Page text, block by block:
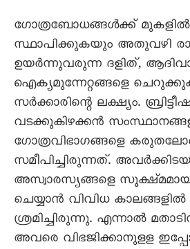
ഗോത്രബോധങ്ങൾക്ക്
സ്ഥാപിക്കുകയും അതുവഴി
ഉയർന്നുവരുന്ന ദളിത്,
ഐക്യമുന്നേറ്റങ്ങളെ
സർക്കാരിന്റെ ലക്ഷ്യം.
വടക്കുകിഴക്കൻ
ഗോത്രവിഭാഗങ്ങളെ
സമീപിച്ചിരുന്നത്.
അസ്വാരസ്യങ്ങളെ
ചെയ്യാൻ വിവിധ
ശ്രമിച്ചിരുന്നു. എന്നാൽ
അവരെ വിഭജിക്കാനുളള